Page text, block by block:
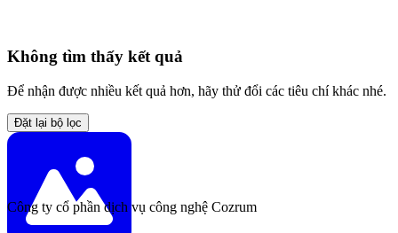
Không tìm thấy kết quả
Để nhận được nhiều kết quả hơn, hãy thử đổi các tiêu chí khác nhé.
Đặt lại bộ lọc
Công ty cổ phần dịch vụ công nghệ Cozrum